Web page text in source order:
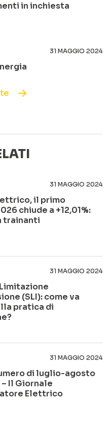
in inchiesta
31 MAGGIO 2024
31 MAGGIO 2024
il primo
chiude a +12,01%:
trainanti
31 MAGGIO 2024
(SLI): come va
pratica di
31 MAGGIO 2024
di luglio-agosto
– Il Giornale
Elettrico